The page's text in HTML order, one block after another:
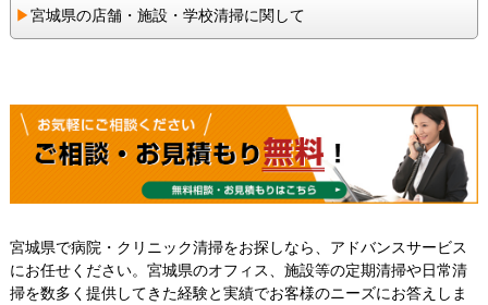
▶︎宮城県の店舗・施設・学校清掃に関して
宮城県で病院・クリニック清掃をお探しなら、アドバンスサービス
にお任せください。宮城県のオフィス、施設等の定期清掃や日常清
掃を数多く提供してきた経験と実績でお客様のニーズにお答えしま